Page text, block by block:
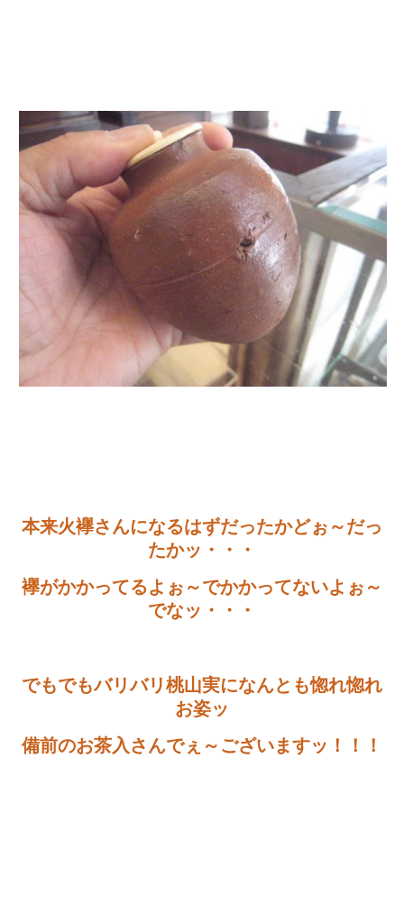
本来火襷さんになるはずだったかどぉ～だっ
たかッ・・・
襷がかかってるよぉ～でかかってないよぉ～
でなッ・・・
でもでもバリバリ桃山実になんとも惚れ惚れ
お姿ッ
備前のお茶入さんでぇ～ございますッ！！！